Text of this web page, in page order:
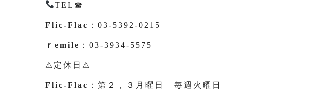
TEL☎
Flic-Flac ：03-5392-0215
ｒemile ：03-3934-5575
⚠定休日⚠
Flic-Flac ：第２，３月曜日 毎週火曜日